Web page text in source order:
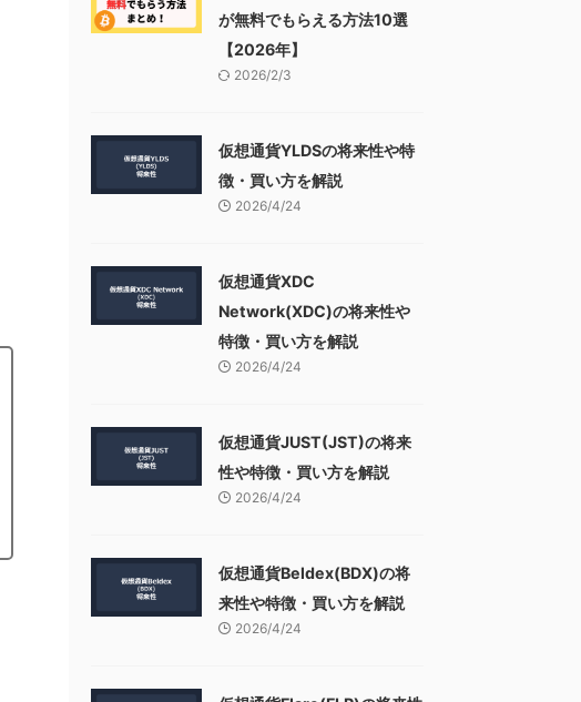
が無料でもらえる方法10選
【2026年】
2026/2/3
仮想通貨YLDSの将来性や特
徴・買い方を解説
2026/4/24
仮想通貨XDC
Network(XDC)の将来性や
特徴・買い方を解説
2026/4/24
仮想通貨JUST(JST)の将来
性や特徴・買い方を解説
2026/4/24
仮想通貨Beldex(BDX)の将
来性や特徴・買い方を解説
2026/4/24